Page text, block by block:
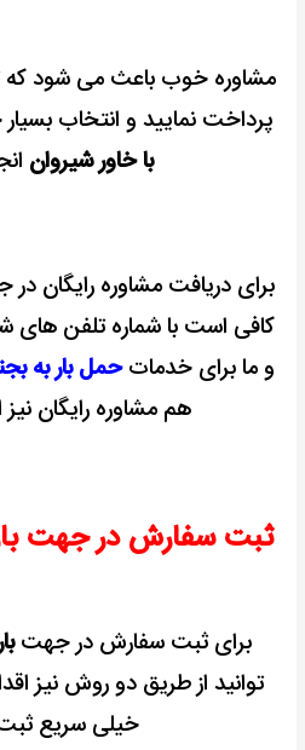
مشاوره خوب باعث می شود که
پرداخت نمایید و انتخاب بسیار
با خاور شیروان
برای دریافت مشاوره رایگان
کافی است با شماره تلفن های
و ما برای خدماتحمل بار به
هم مشاوره رایگان
ثبت سفارش در جهت
برای ثبت سفارش در جهت
توانید از طریق دو روش نیز
خیلی سریع